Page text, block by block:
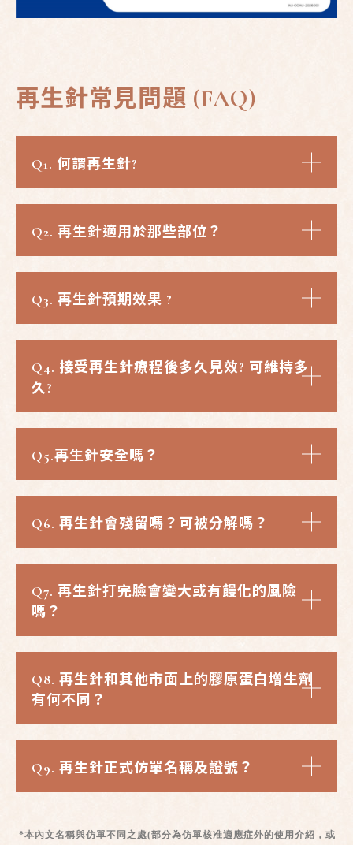
再生針常見問題 (FAQ)
Q1. 何謂再生針?
Q2. 再生針適用於那些部位？
Q3. 再生針預期效果 ?
Q4. 接受再生針療程後多久見效? 可維持多
久?
Q5.再生針安全嗎 ？
Q6. 再生針會殘留嗎？可被分解嗎 ？
Q7. 再生針打完臉會變大或有饅化的風險
嗎 ？
Q8. 再生針和其他市面上的膠原蛋白增生劑
有何不同 ？
Q9. 再生針正式仿單名稱及證號 ？
*本內文名稱與仿單不同之處(部分為仿單核准適應症外的使用介紹，或